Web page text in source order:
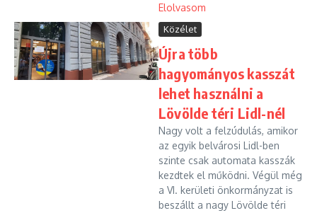
Elolvasom
Közélet
Újra több
hagyományos kasszát
lehet használni a
Lövölde téri Lidl-nél
Nagy volt a felzúdulás, amikor
az egyik belvárosi Lidl-ben
szinte csak automata kasszák
kezdtek el működni. Végül még
a VI. kerületi önkormányzat is
beszállt a nagy Lövölde téri